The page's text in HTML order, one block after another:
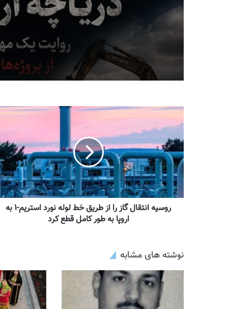
میلاد ایوبی ایروانلو فعال
مهندس ناظر سابق قرارگاه
خاتم‌الانبیاء
آرامگاه های گم‌شده شاهان
وصیت‌نامه مخفی —
اختصاصی با پرنسس مریم
قاجار
روسیه انتقال گاز را از طریق خط لوله نورد استریم-۱ به
اروپا به طور کامل قطع کرد
نوشته های مشابه